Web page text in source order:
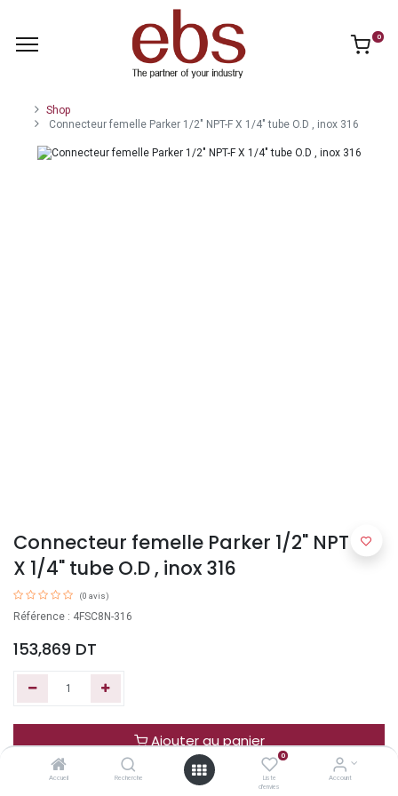
Accueil Recherche
0
Liste
d'envies
Account
0
Shop
Connecteur femelle Parker 1/2" NPT-F X 1/4" tube O.D , inox 316
Connecteur femelle Parker 1/2" NPT-F
X 1/4" tube O.D , inox 316
(0 avis)
Référence : 4FSC8N-316
153,869 DT
Ajouter au panier
Acheter maintenant